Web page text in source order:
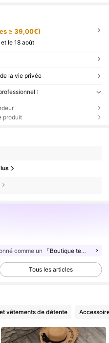
≥ 39,00€)
le 18 août
la vie privée
:
produit
comme un 「Boutique tendance」
Tous les articles
vêtements de détente